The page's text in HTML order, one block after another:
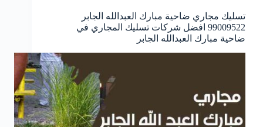
تسليك مجاري ضاحية مبارك العبدالله الجابر
99009522 افضل شركات تسليك المجاري في
ضاحية مبارك العبدالله الجابر